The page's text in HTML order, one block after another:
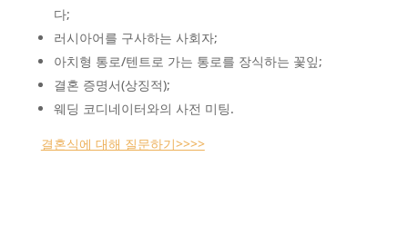
다;
러시아어를 구사하는 사회자;
아치형 통로/텐트로 가는 통로를 장식하는 꽃잎;
결혼 증명서(상징적);
웨딩 코디네이터와의 사전 미팅.
결혼식에 대해 질문하기>>>>